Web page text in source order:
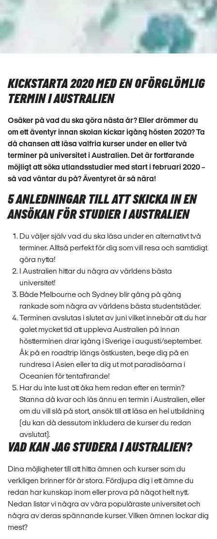
KICKSTARTA 2020 MED EN OFÖRGLÖMLIG
TERMIN I AUSTRALIEN
Osäker på vad du ska göra nästa år? Eller drömmer du
om ett äventyr innan skolan kickar igång hösten 2020? Ta
då chansen att läsa valfria kurser under en eller två
terminer på universitet i Australien. Det är fortfarande
möjligt att söka utlandsstudier med start i februari 2020 –
så vad väntar du på? Äventyret är så nära!
5 ANLEDNINGAR TILL ATT SKICKA IN EN
ANSÖKAN FÖR STUDIER I AUSTRALIEN
Du väljer själv vad du ska läsa under en alternativt två
terminer. Alltså perfekt för dig som vill resa och samtidigt
göra nytta!
I Australien hittar du några av världens bästa
universitet!
Både Melbourne och Sydney blir gång på gång
rankade som några av världens bästa studentstäder.
Terminen avslutas i slutet av juni vilket innebär att du har
galet mycket tid att uppleva Australien på innan
höstterminen drar igång i Sverige i augusti/september.
Åk på en roadtrip längs östkusten, bege dig på en
rundresa i Asien eller ta dig ut mot paradisöarna i
Oceanien för tentafirande!
Har du inte lust att åka hem redan efter en termin?
Stanna då kvar och läs ännu en termin i Australien, eller
om du vill slå på stort, ansök till att läsa en hel utbildning
(du kan då dessutom inkludera de kurser du redan
avslutat).
VAD KAN JAG STUDERA I AUSTRALIEN?
Dina möjligheter till att hitta ämnen och kurser som du
verkligen brinner för är stora. Fördjupa dig i ett ämne du
redan har kunskap inom eller prova på något helt nytt.
Nedan listar vi några av våra populäraste universitet och
några av deras spännande kurser. Vilken ämnen lockar dig
mest?